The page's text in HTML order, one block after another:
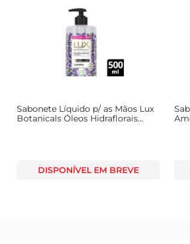
Sabonete Líquido p/ as Mãos Lux
Botanicals Óleos Hidraflorais
DISPONÍVEL EM BREVE